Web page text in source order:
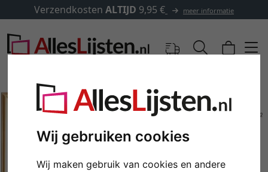
Wij gebruiken cookies
Wij maken gebruik van cookies en andere
Verzendkosten ALTIJD 9,95 € meer informatie